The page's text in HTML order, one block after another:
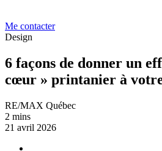
Me contacter
Design
6 façons de donner un
cœur » printanier à
RE/MAX Québec
2 mins
21 avril 2026